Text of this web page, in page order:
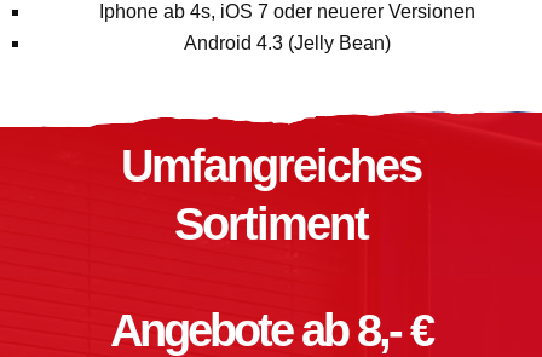
Iphone ab 4s, iOS 7 oder neuerer Versionen
Android 4.3 (Jelly Bean)
Umfangreiches
Sortiment
Angebote ab 8,- €